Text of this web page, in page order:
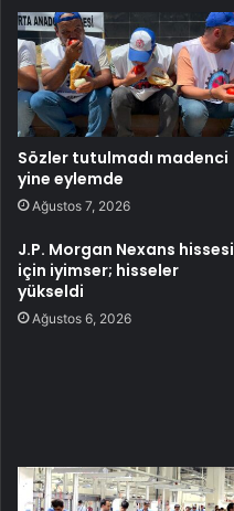
Sözler tutulmadı madenci
yine eylemde
Ağustos 7, 2026
J.P. Morgan Nexans hissesi
için iyimser; hisseler
yükseldi
Ağustos 6, 2026